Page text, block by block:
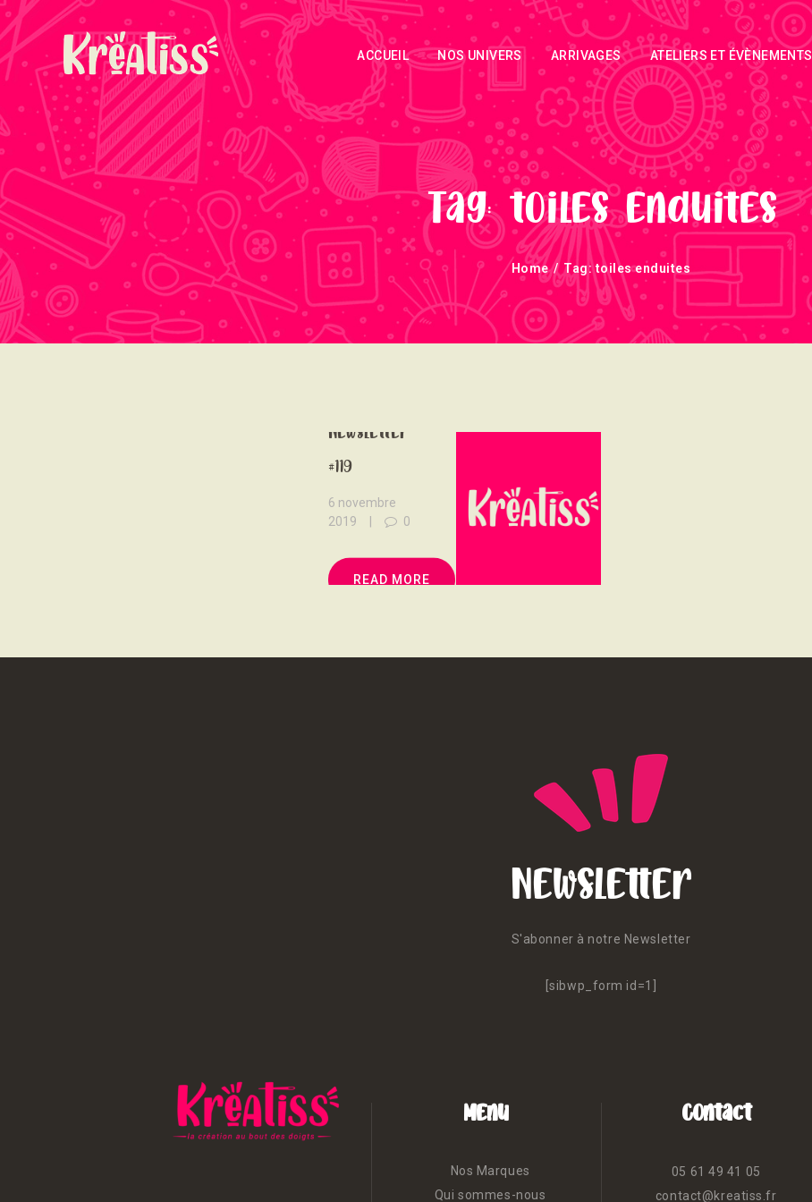
ACCUEIL NOS UNIVERS ARRIVAGES ATELIERS ET ÉVÈNEMENTS
Tag: toiles enduites
Home Tag: toiles enduites
ACCUEIL
NOS UNIVERS
ARRIVAGES
ATELIERS ET
ÉVÈNEMENTS
INFOS
ÉVÈNEMENTS
NEWSLETTERS
Newsletter
#119
6 novembre
2019
0
READ MORE
Newsletter
S'abonner à notre Newsletter
[sibwp_form id=1]
Menu
Nos Marques
Qui sommes-nous
Contact
05 61 49 41 05
contact@kreatiss.fr